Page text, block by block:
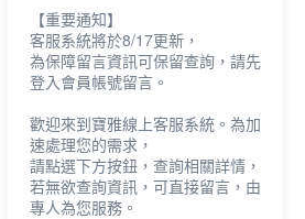
【重要通知】
客服系統將於8/17更新，
為保障留言資訊可保留查詢，請先
登入會員帳號留言。
歡迎來到寶雅線上客服系統。為加
速處理您的需求，
請點選下方按鈕，查詢相關詳情，
若無欲查詢資訊，可直接留言，由
專人為您服務。